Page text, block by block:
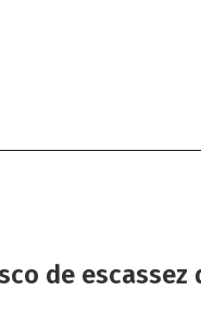
de escassez